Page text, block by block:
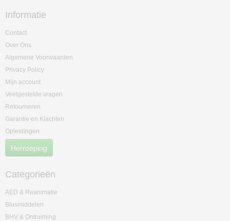
Informatie
Contact
Over Ons
Algemene Voorwaarden
Privacy Policy
Mijn account
Veelgestelde vragen
Retourneren
Garantie en Klachten
Opleidingen
Herroeping
Categorieën
AED & Reanimatie
Blusmiddelen
BHV & Ontruiming